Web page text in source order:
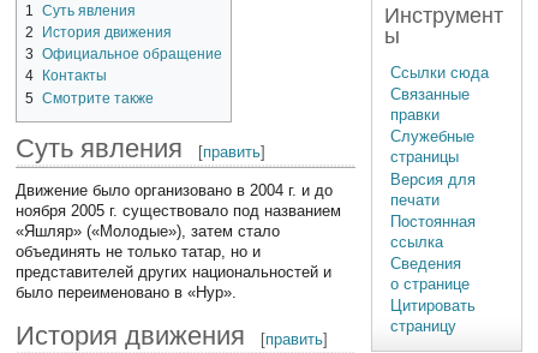
1
Суть явления
2
История движения
3
Официальное обращение
4
Контакты
5 Смотрите также
Суть явления [править]
Движение было организовано в 2004 г. и до
ноября 2005 г. существовало под названием
«Яшляр» («Молодые»), затем стало
объединять не только татар, но и
представителей других национальностей и
было переименовано в «Нур».
История движения [править]
Инструмент
ы
Ссылки сюда
Связанные
правки
Служебные
страницы
Версия для
печати
Постоянная
ссылка
Сведения
о странице
Цитировать
страницу